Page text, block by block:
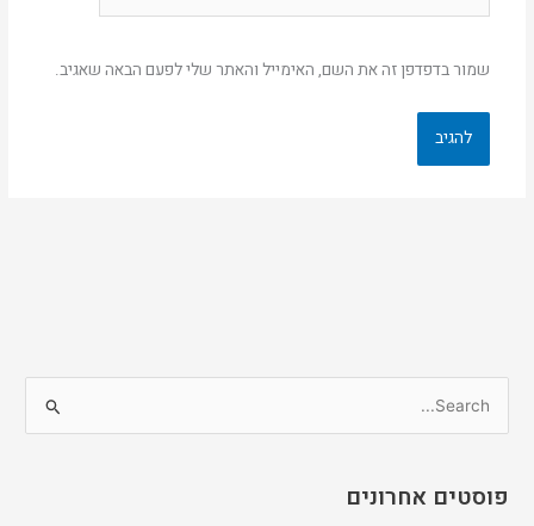
שמור בדפדפן זה את השם, האימייל והאתר שלי לפעם הבאה שאגיב.
e
rפוסטים אחרונים